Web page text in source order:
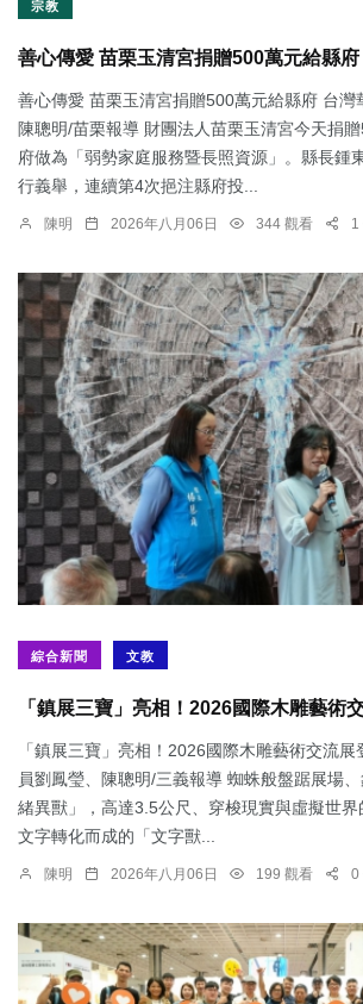
宗教
善心傳愛 苗栗玉清宮捐贈500萬元給縣府
善心傳愛 苗栗玉清宮捐贈500萬元給縣府 台灣
陳聰明/苗栗報導 財團法人苗栗玉清宮今天捐
府做為「弱勢家庭服務暨長照資源」。縣長鍾
行義舉，連續第4次挹注縣府投...
陳明 2026年八月06日 344 觀看 1
綜合新聞 文教
「鎮展三寶」亮相！2026國際木雕藝術
「鎮展三寶」亮相！2026國際木雕藝術交流
員劉鳳瑩、陳聰明/三義報導 蜘蛛般盤踞展場
緒異獸」，高達3.5公尺、穿梭現實與虛擬世
文字轉化而成的「文字獸...
陳明 2026年八月06日 199 觀看 0